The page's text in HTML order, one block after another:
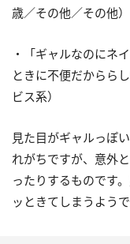
歳／その他／その他）
・「ギャルなのにネ
ときに不便だからら
ビス系）
見た目がギャルっぽ
れがちですが、意外
ったりするものです
ッときてしまうようで